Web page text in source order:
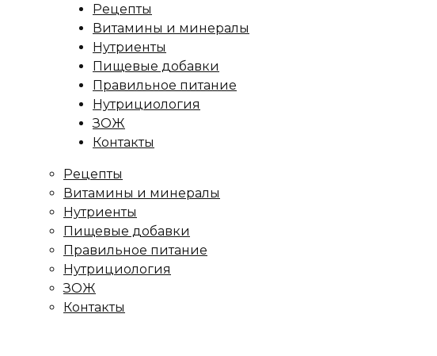
Рецепты
Витамины и минералы
Нутриенты
Пищевые добавки
Правильное питание
Нутрициология
ЗОЖ
Контакты
Рецепты
Витамины и минералы
Нутриенты
Пищевые добавки
Правильное питание
Нутрициология
ЗОЖ
Контакты